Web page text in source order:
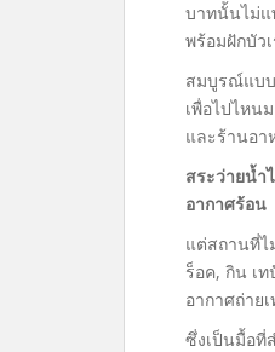
บาทนั้นไม่แ
พร้อมฝักบัว
สมบูรณ์แบ
เพื่อไปไหน
และร้านอา
สระว่ายน้ำ
อากาศร้อ
แต่สถานที่ไ
ร็อค, กิน เ
อากาศถ่าย
ซึ่งเป็นมื้อที่